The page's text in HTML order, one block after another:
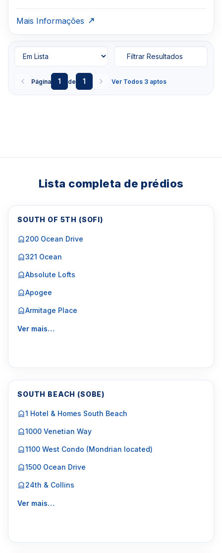
3957-0613
Mais Informações
Página 1 de 1 Ver Todos 3 aptos
Filtrar Resultados
Lista completa de prédios
SOUTH OF 5TH (SOFI)
200 Ocean Drive
321 Ocean
Absolute Lofts
Apogee
Armitage Place
Ver mais…
SOUTH BEACH (SOBE)
1 Hotel & Homes South Beach
1000 Venetian Way
1100 West Condo (Mondrian located)
1500 Ocean Drive
24th & Collins
Ver mais…